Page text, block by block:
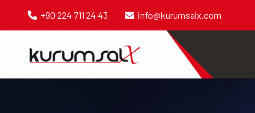
+90 224 711 24 43 info@kurumsalx.com